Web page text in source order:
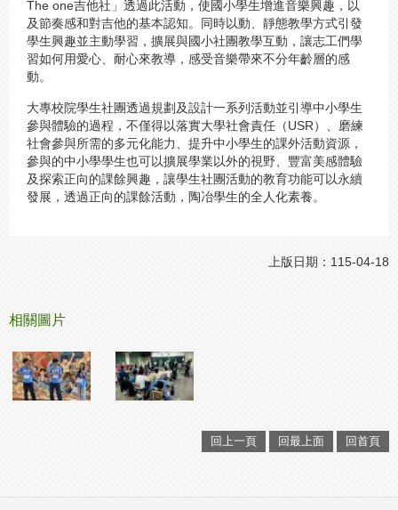
The one吉他社」透過此活動，使國小學生增進音樂興趣，以
及節奏感和對吉他的基本認知。同時以動、靜態教學方式引發
學生興趣並主動學習，擴展與國小社團教學互動，讓志工們學
習如何用愛心、耐心來教導，感受音樂帶來不分年齡層的感
動。
大專校院學生社團透過規劃及設計一系列活動並引導中小學生
參與體驗的過程，不僅得以落實大學社會責任（USR）、磨練
社會參與所需的多元化能力、提升中小學生的課外活動資源，
參與的中小學學生也可以擴展學業以外的視野、豐富美感體驗
及探索正向的課餘興趣，讓學生社團活動的教育功能可以永續
發展，透過正向的課餘活動，陶冶學生的全人化素養。
上版日期：115-04-18
相關圖片
回上一頁 回最上面 回首頁